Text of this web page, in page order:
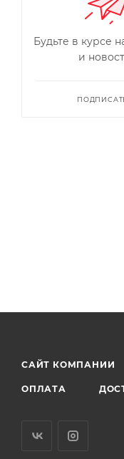
Будьте в курсе
и
САЙТ КОМПАНИИ
ОПЛАТА